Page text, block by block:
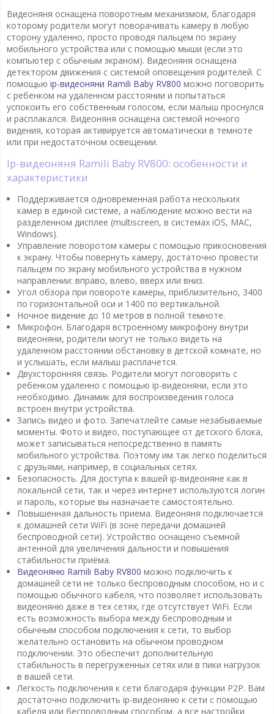
Видеоняня оснащена поворотным механизмом, благодаря
которому родители могут поворачивать камеру в любую
сторону удаленно, просто проводя пальцем по экрану
мобильного устройства или с помощью мыши (если это
компьютер с обычным экраном). Видеоняня оснащена
детектором движения с системой оповещения родителей. С
помощью ip-видеоняни Ramili Baby RV800 можно поговорить
с ребенком на удаленном расстоянии и попытаться
успокоить его собственным голосом, если малыш проснулся
и расплакался. Видеоняня оснащена системой ночного
видения, которая активируется автоматически в темноте
или при недостаточном освещении.
Ip-видеоняня Ramili Baby RV800: особенности и
характеристики
Поддерживается одновременная работа нескольких
камер в единой системе, а наблюдение можно вести на
разделенном дисплее (multiscreen, в системах iOS, MAC,
Windows).
Управление поворотом камеры с помощью прикосновения
к экрану. Чтобы повернуть камеру, достаточно провести
пальцем по экрану мобильного устройства в нужном
направлении: вправо, влево, вверх или вниз.
Угол обзора при повороте камеры, приблизительно, 3400
по горизонтальной оси и 1400 по вертикальной.
Ночное видение до 10 метров в полной темноте.
Микрофон. Благодаря встроенному микрофону внутри
видеоняни, родители могут не только видеть на
удаленном расстоянии обстановку в детской комнате, но
и услышать, если малыш расплачется.
Двухсторонняя связь. Родители могут поговорить с
ребенком удаленно с помощью ip-видеоняни, если это
необходимо. Динамик для воспроизведения голоса
встроен внутри устройства.
Запись видео и фото. Запечатлейте самые незабываемые
моменты. Фото и видео, поступающее от детского блока,
может записываться непосредственно в память
мобильного устройства. Поэтому им так легко поделиться
с друзьями, например, в социальных сетях.
Безопасность. Для доступа к вашей ip-видеоняне как в
локальной сети, так и через интернет используются логин
и пароль, которые вы назначаете самостоятельно.
Повышенная дальность приема. Видеоняня подключается
к домашней сети WiFi (в зоне передачи домашней
беспроводной сети). Устройство оснащено съемной
антенной для увеличения дальности и повышения
стабильности приёма.
Видеоняню Ramili Baby RV800 можно подключить к
домашней сети не только беспроводным способом, но и с
помощью обычного кабеля, что позволяет использовать
видеоняню даже в тех сетях, где отсутствует WiFi. Если
есть возможность выбора между беспроводным и
обычным способом подключения к сети, то выбор
желательно остановить на обычном проводном
подключении. Это обеспечит дополнительную
стабильность в перегруженных сетях или в пики нагрузок
в вашей сети.
Легкость подключения к сети благодаря функции P2P. Вам
достаточно подключить ip-видеоняню к сети с помощью
кабеля или беспроводным способом, а все настройки